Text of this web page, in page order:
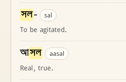
সল- sal
To be agitated.
আসল aasal
Real, true.